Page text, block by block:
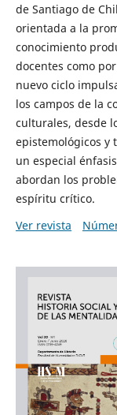
de Santiago de
orientada a la
conocimiento
docentes como
nuevo ciclo
los campos de la
culturales, desde
epistemológicos y
un especial
abordan los
espíritu crítico.
Ver revista